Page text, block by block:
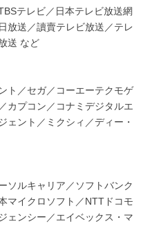
テレビ／日本テレビ放送網
放送／讀賣テレビ放送／テレ
送 など
ト／セガ／コーエーテクモゲ
カプコン／コナミデジタルエ
ェント／ミクシィ／ディー・
ソルキャリア／ソフトバンク
マイクロソフト／NTTドコモ
ェンシー／エイベックス・マ